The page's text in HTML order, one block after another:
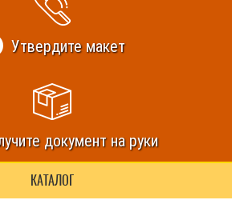
Утвердите макет
документ на руки
КАТАЛОГ